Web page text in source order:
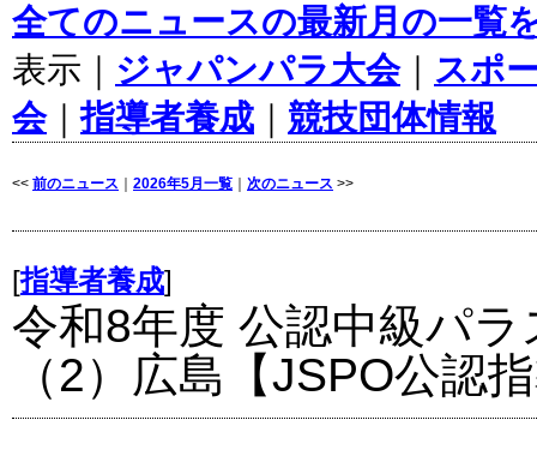
全てのニュースの最新月の一覧
表示｜ ジャパンパラ大会｜ スポ
会｜指導者養成 ｜ 競技団体情報
<< 前のニュース 2026年5月一覧 次のニュース >>
[指導者養成]
令和8年度 公認中級パ
（2）広島【JSPO公認